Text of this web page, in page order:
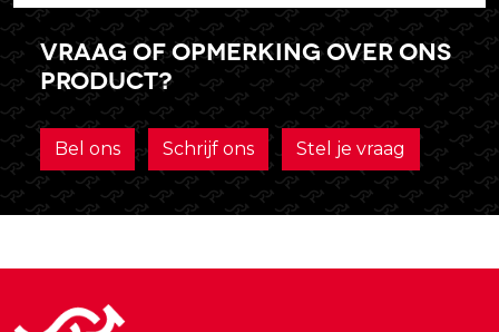
Vraag of opmerking over ons
product?
Bel ons Schrijf ons Stel je vraag